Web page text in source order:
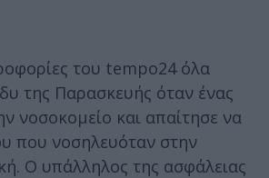
του tempo24 όλα
της Παρασκευής όταν ένας
νοσοκομείο και απαίτησε να
που νοσηλευόταν στην
Ο υπάλληλος της ασφάλειας